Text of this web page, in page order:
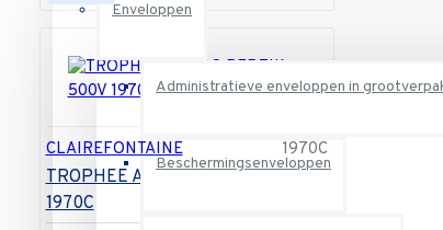
Enveloppen
Administratieve enveloppen in
Beschermingsenveloppen
CLAIREFONTAINE 1970C
TROPHEE A4 80G PERZIK 500V
1970C